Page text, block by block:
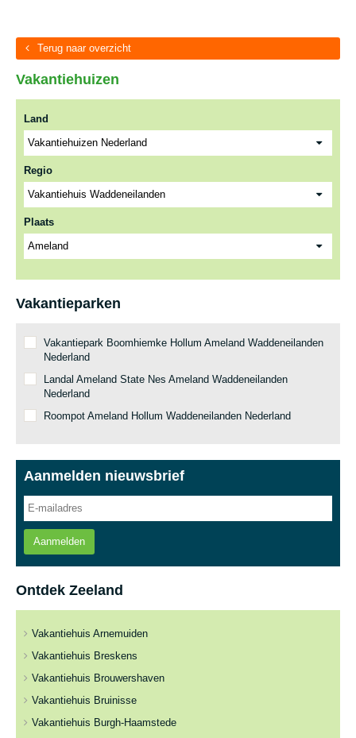
Terug naar overzicht
Vakantiehuizen
Land
Regio
Plaats
Vakantieparken
Vakantiepark Boomhiemke Hollum Ameland Waddeneilanden
Nederland
Landal Ameland State Nes Ameland Waddeneilanden
Nederland
Roompot Ameland Hollum Waddeneilanden Nederland
Aanmelden nieuwsbrief
Aanmelden
Ontdek Zeeland
Vakantiehuis Arnemuiden
Vakantiehuis Breskens
Vakantiehuis Brouwershaven
Vakantiehuis Bruinisse
Vakantiehuis Burgh-Haamstede